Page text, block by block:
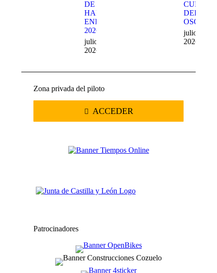
DE
HARD
ENDURO
2026
julio 22,
2026
CUEVA
DEL
OSO
julio 20,
2026
Zona privada del piloto
ACCEDER
Patrocinadores